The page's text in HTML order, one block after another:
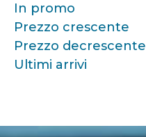
In promo
Prezzo crescente
Prezzo decrescente
Ultimi arrivi